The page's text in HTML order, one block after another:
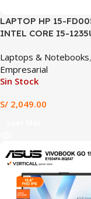
LAPTOP HP 15-
INTEL CORE I5-
XE GRAPHICS 15.6″
11 PREINSTALADO
FD0053LA)
Laptops & Notebooks,
Empresarial
Sin Stock
S/ 2,049.00